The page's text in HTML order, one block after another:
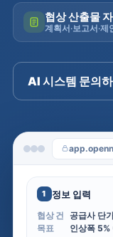
협상 산출물
계획서·보고서·제
AI 시스템 문의
1 정보 입력
협상 건
공급사 단
목표
인상폭 5%